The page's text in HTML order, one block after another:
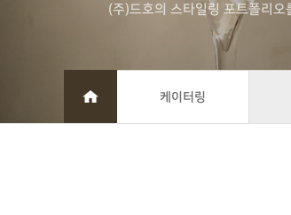
(주)드호의 스타일링 포트폴리오
케이터링